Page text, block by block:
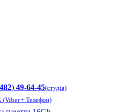
) 49-64-45(студія)
(Viber + Телефон)